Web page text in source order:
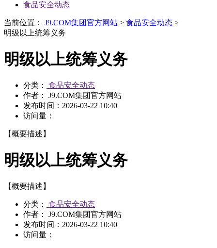
食品安全动态
当前位置： J9.COM集团官方网站 > 食品安全动态 >
明级以上统筹义务
明级以上统筹义务
分类：
食品安全动态
作者： J9.COM集团官方网站
发布时间： 2026-03-22 10:40
访问量：
【概要描述】
明级以上统筹义务
【概要描述】
分类：
食品安全动态
作者： J9.COM集团官方网站
发布时间： 2026-03-22 10:40
访问量：